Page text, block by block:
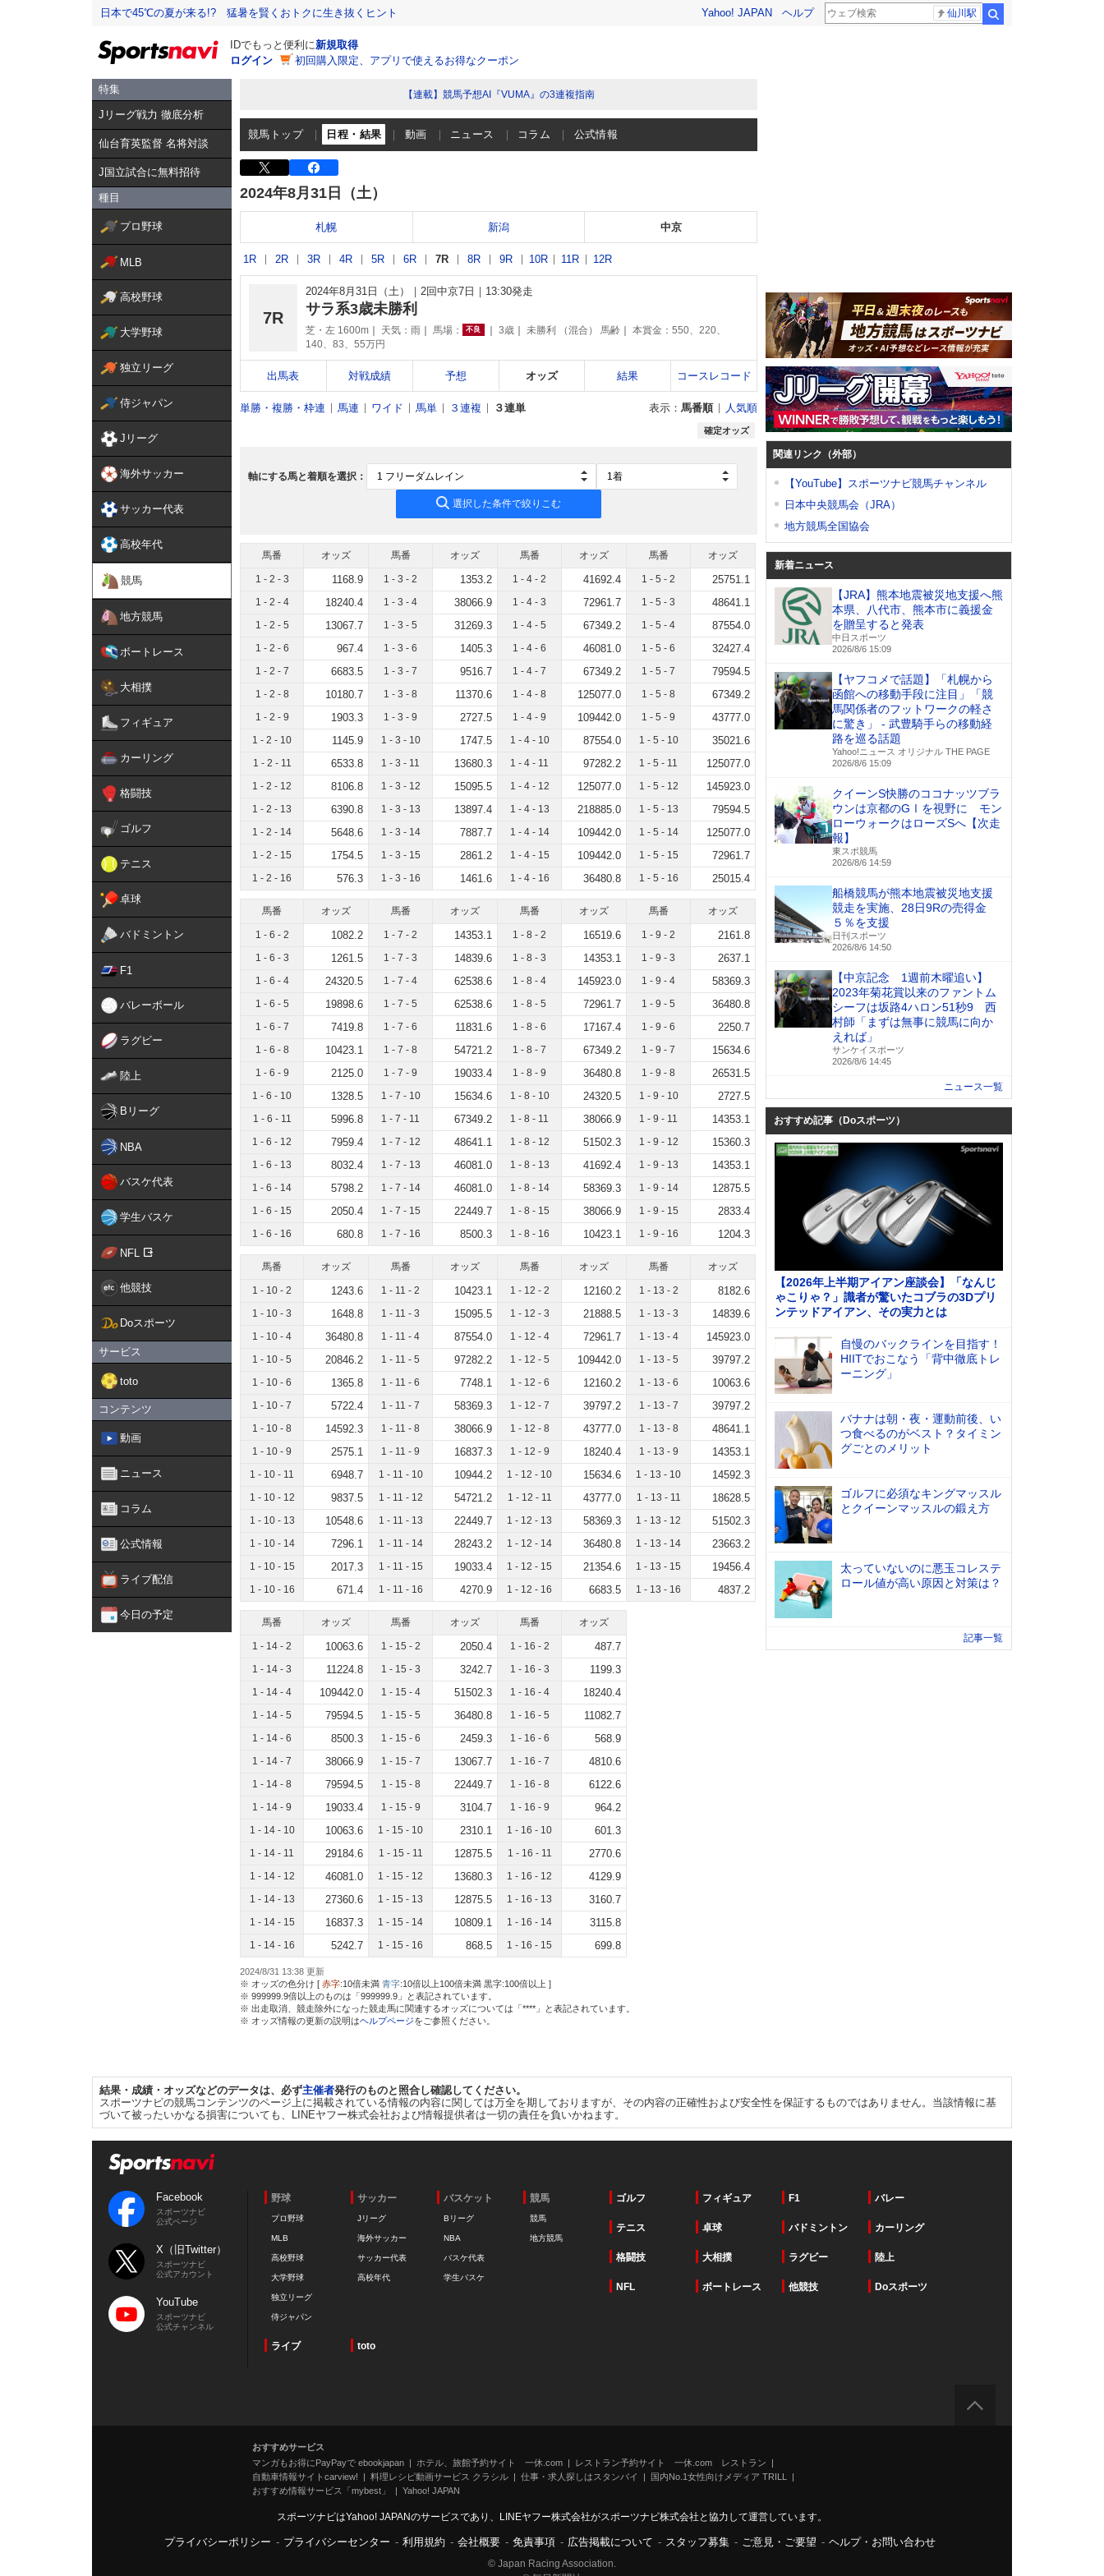
日本で45℃の夏が来る!? 猛暑を賢くおトクに生き抜くヒント Yahoo! JAPAN ヘルプ 仙川駅
IDでもっと便利に新規取得
ログイン
初回購入限定、アプリで使えるお得なクーポン
特集
Jリーグ戦力 徹底分析
仙台育英監督 名将対談
J国立試合に無料招待
種目
プロ野球
MLB
高校野球
大学野球
独立リーグ
侍ジャパン
Jリーグ
海外サッカー
サッカー代表
高校年代
競馬
地方競馬
ボートレース
大相撲
フィギュア
カーリング
格闘技
ゴルフ
テニス
卓球
バドミントン
F1
バレーボール
ラグビー
陸上
Bリーグ
NBA
バスケ代表
学生バスケ
NFL
他競技
Doスポーツ
サービス
toto
コンテンツ
動画
ニュース
コラム
公式情報
ライブ配信
今日の予定
【連載】競馬予想AI『VUMA』の3連複指南
競馬トップ 日程・結果 動画 ニュース コラム 公式情報
2024年8月31日（土）
札幌 新潟 中京
1R 2R 3R 4R 5R 6R 7R 8R 9R 10R 11R 12R
7R
2024年8月31日（土） 2回中京7日 13:30発走
サラ系3歳未勝利
芝・左 1600m 天気： 雨 馬場： 不良 3歳 未勝利 （混合） 馬齢
本賞金：550、220、
140、83、55万円
出馬表 対戦成績 予想 オッズ 結果 コースレコード
単勝・複勝・枠連 馬連 ワイド 馬単 ３連複 ３連単 表示： 馬番順 人気順
確定オッズ
軸にする馬と着順を選択：
選択した条件で絞りこむ
馬番 オッズ
1 - 2 - 3 1168.9
1 - 2 - 4 18240.4
1 - 2 - 5 13067.7
1 - 2 - 6 967.4
1 - 2 - 7 6683.5
1 - 2 - 8 10180.7
1 - 2 - 9 1903.3
1 - 2 - 10 1145.9
1 - 2 - 11 6533.8
1 - 2 - 12 8106.8
1 - 2 - 13 6390.8
1 - 2 - 14 5648.6
1 - 2 - 15 1754.5
1 - 2 - 16 576.3
馬番 オッズ
1 - 3 - 2 1353.2
1 - 3 - 4 38066.9
1 - 3 - 5 31269.3
1 - 3 - 6 1405.3
1 - 3 - 7 9516.7
1 - 3 - 8 11370.6
1 - 3 - 9 2727.5
1 - 3 - 10 1747.5
1 - 3 - 11 13680.3
1 - 3 - 12 15095.5
1 - 3 - 13 13897.4
1 - 3 - 14 7887.7
1 - 3 - 15 2861.2
1 - 3 - 16 1461.6
馬番 オッズ
1 - 4 - 2 41692.4
1 - 4 - 3 72961.7
1 - 4 - 5 67349.2
1 - 4 - 6 46081.0
1 - 4 - 7 67349.2
1 - 4 - 8 125077.0
1 - 4 - 9 109442.0
1 - 4 - 10 87554.0
1 - 4 - 11 97282.2
1 - 4 - 12 125077.0
1 - 4 - 13 218885.0
1 - 4 - 14 109442.0
1 - 4 - 15 109442.0
1 - 4 - 16 36480.8
馬番 オッズ
1 - 5 - 2 25751.1
1 - 5 - 3 48641.1
1 - 5 - 4 87554.0
1 - 5 - 6 32427.4
1 - 5 - 7 79594.5
1 - 5 - 8 67349.2
1 - 5 - 9 43777.0
1 - 5 - 10 35021.6
1 - 5 - 11 125077.0
1 - 5 - 12 145923.0
1 - 5 - 13 79594.5
1 - 5 - 14 125077.0
1 - 5 - 15 72961.7
1 - 5 - 16 25015.4
馬番 オッズ
1 - 6 - 2 1082.2
1 - 6 - 3 1261.5
1 - 6 - 4 24320.5
1 - 6 - 5 19898.6
1 - 6 - 7 7419.8
1 - 6 - 8 10423.1
1 - 6 - 9 2125.0
1 - 6 - 10 1328.5
1 - 6 - 11 5996.8
1 - 6 - 12 7959.4
1 - 6 - 13 8032.4
1 - 6 - 14 5798.2
1 - 6 - 15 2050.4
1 - 6 - 16 680.8
馬番 オッズ
1 - 7 - 2 14353.1
1 - 7 - 3 14839.6
1 - 7 - 4 62538.6
1 - 7 - 5 62538.6
1 - 7 - 6 11831.6
1 - 7 - 8 54721.2
1 - 7 - 9 19033.4
1 - 7 - 10 15634.6
1 - 7 - 11 67349.2
1 - 7 - 12 48641.1
1 - 7 - 13 46081.0
1 - 7 - 14 46081.0
1 - 7 - 15 22449.7
1 - 7 - 16 8500.3
馬番 オッズ
1 - 8 - 2 16519.6
1 - 8 - 3 14353.1
1 - 8 - 4 145923.0
1 - 8 - 5 72961.7
1 - 8 - 6 17167.4
1 - 8 - 7 67349.2
1 - 8 - 9 36480.8
1 - 8 - 10 24320.5
1 - 8 - 11 38066.9
1 - 8 - 12 51502.3
1 - 8 - 13 41692.4
1 - 8 - 14 58369.3
1 - 8 - 15 38066.9
1 - 8 - 16 10423.1
馬番 オッズ
1 - 9 - 2 2161.8
1 - 9 - 3 2637.1
1 - 9 - 4 58369.3
1 - 9 - 5 36480.8
1 - 9 - 6 2250.7
1 - 9 - 7 15634.6
1 - 9 - 8 26531.5
1 - 9 - 10 2727.5
1 - 9 - 11 14353.1
1 - 9 - 12 15360.3
1 - 9 - 13 14353.1
1 - 9 - 14 12875.5
1 - 9 - 15 2833.4
1 - 9 - 16 1204.3
馬番 オッズ
1 - 10 - 2 1243.6
1 - 10 - 3 1648.8
1 - 10 - 4 36480.8
1 - 10 - 5 20846.2
1 - 10 - 6 1365.8
1 - 10 - 7 5722.4
1 - 10 - 8 14592.3
1 - 10 - 9 2575.1
1 - 10 - 11 6948.7
1 - 10 - 12 9837.5
1 - 10 - 13 10548.6
1 - 10 - 14 7296.1
1 - 10 - 15 2017.3
1 - 10 - 16 671.4
馬番 オッズ
1 - 11 - 2 10423.1
1 - 11 - 3 15095.5
1 - 11 - 4 87554.0
1 - 11 - 5 97282.2
1 - 11 - 6 7748.1
1 - 11 - 7 58369.3
1 - 11 - 8 38066.9
1 - 11 - 9 16837.3
1 - 11 - 10 10944.2
1 - 11 - 12 54721.2
1 - 11 - 13 22449.7
1 - 11 - 14 28243.2
1 - 11 - 15 19033.4
1 - 11 - 16 4270.9
馬番 オッズ
1 - 12 - 2 12160.2
1 - 12 - 3 21888.5
1 - 12 - 4 72961.7
1 - 12 - 5 109442.0
1 - 12 - 6 12160.2
1 - 12 - 7 39797.2
1 - 12 - 8 43777.0
1 - 12 - 9 18240.4
1 - 12 - 10 15634.6
1 - 12 - 11 43777.0
1 - 12 - 13 58369.3
1 - 12 - 14 36480.8
1 - 12 - 15 21354.6
1 - 12 - 16 6683.5
馬番 オッズ
1 - 13 - 2 8182.6
1 - 13 - 3 14839.6
1 - 13 - 4 145923.0
1 - 13 - 5 39797.2
1 - 13 - 6 10063.6
1 - 13 - 7 39797.2
1 - 13 - 8 48641.1
1 - 13 - 9 14353.1
1 - 13 - 10 14592.3
1 - 13 - 11 18628.5
1 - 13 - 12 51502.3
1 - 13 - 14 23663.2
1 - 13 - 15 19456.4
1 - 13 - 16 4837.2
馬番 オッズ
1 - 14 - 2 10063.6
1 - 14 - 3 11224.8
1 - 14 - 4 109442.0
1 - 14 - 5 79594.5
1 - 14 - 6 8500.3
1 - 14 - 7 38066.9
1 - 14 - 8 79594.5
1 - 14 - 9 19033.4
1 - 14 - 10 10063.6
1 - 14 - 11 29184.6
1 - 14 - 12 46081.0
1 - 14 - 13 27360.6
1 - 14 - 15 16837.3
1 - 14 - 16 5242.7
馬番 オッズ
1 - 15 - 2 2050.4
1 - 15 - 3 3242.7
1 - 15 - 4 51502.3
1 - 15 - 5 36480.8
1 - 15 - 6 2459.3
1 - 15 - 7 13067.7
1 - 15 - 8 22449.7
1 - 15 - 9 3104.7
1 - 15 - 10 2310.1
1 - 15 - 11 12875.5
1 - 15 - 12 13680.3
1 - 15 - 13 12875.5
1 - 15 - 14 10809.1
1 - 15 - 16 868.5
馬番 オッズ
1 - 16 - 2 487.7
1 - 16 - 3 1199.3
1 - 16 - 4 18240.4
1 - 16 - 5 11082.7
1 - 16 - 6 568.9
1 - 16 - 7 4810.6
1 - 16 - 8 6122.6
1 - 16 - 9 964.2
1 - 16 - 10 601.3
1 - 16 - 11 2770.6
1 - 16 - 12 4129.9
1 - 16 - 13 3160.7
1 - 16 - 14 3115.8
1 - 16 - 15 699.8
2024/8/31 13:38 更新
※ オッズの色分け [ 赤字:10倍未満 青字:10倍以上100倍未満 黒字:100倍以上 ]
※ 999999.9倍以上のものは「999999.9」と表記されています。
※ 出走取消、競走除外になった競走馬に関連するオッズについては「****」と表記されています。
※ オッズ情報の更新の説明はヘルプページをご参照ください。
関連リンク（外部）
【YouTube】スポーツナビ競馬チャンネル
日本中央競馬会（JRA）
地方競馬全国協会
新着ニュース
【JRA】熊本地震被災地支援へ熊
本県、八代市、熊本市に義援金
を贈呈すると発表
中日スポーツ
2026/8/6 15:09
【ヤフコメで話題】「札幌から
函館への移動手段に注目」「競
馬関係者のフットワークの軽さ
に驚き」 - 武豊騎手らの移動経
路を巡る話題
Yahoo!ニュース オリジナル THE PAGE
2026/8/6 15:09
クイーンS快勝のココナッツブラ
ウンは京都のGⅠを視野に モン
ローウォークはローズSへ【次走
報】
東スポ競馬
2026/8/6 14:59
船橋競馬が熊本地震被災地支援
競走を実施、28日9Rの売得金
５％を支援
日刊スポーツ
2026/8/6 14:50
【中京記念 1週前木曜追い】
2023年菊花賞以来のファントム
シーフは坂路4ハロン51秒9 西
村師「まずは無事に競馬に向か
えれば」
サンケイスポーツ
2026/8/6 14:45
ニュース一覧
おすすめ記事（Doスポーツ）
【2026年上半期アイアン座談会】「なんじ
ゃこりゃ？」識者が驚いたコブラの3Dプリ
ンテッドアイアン、その実力とは
自慢のバックラインを目指す！
HIITでおこなう「背中徹底トレ
ーニング」
バナナは朝・夜・運動前後、い
つ食べるのがベスト？タイミン
グごとのメリット
ゴルフに必須なキングマッスル
とクイーンマッスルの鍛え方
太っていないのに悪玉コレステ
ロール値が高い原因と対策は？
記事一覧
結果・成績・オッズなどのデータは、必ず主催者発行のものと照合し確認してください。
スポーツナビの競馬コンテンツのページ上に掲載されている情報の内容に関しては万全を期しておりますが、その内容の正確性および安全性を保証するものではありません。当該情報に基
づいて被ったいかなる損害についても、LINEヤフー株式会社および情報提供者は一切の責任を負いかねます。
Facebook
スポーツナビ
公式ページ
X（旧Twitter）
スポーツナビ
公式アカウント
YouTube
スポーツナビ
公式チャンネル
野球
プロ野球
MLB
高校野球
大学野球
独立リーグ
侍ジャパン
サッカー
Jリーグ
海外サッカー
サッカー代表
高校年代
バスケット
Bリーグ
NBA
バスケ代表
学生バスケ
競馬
競馬
地方競馬
ゴルフ フィギュア F1 バレー
テニス 卓球 バドミントン カーリング
格闘技 大相撲 ラグビー 陸上
NFL ボートレース 他競技 Doスポーツ
ライブ toto
おすすめサービス
マンガもお得にPayPayで ebookjapan
ホテル、旅館予約サイト 一休.com
レストラン予約サイト 一休.com レストラン
自動車情報サイトcarview!
料理レシピ動画サービス クラシル 仕事・求人探しはスタンバイ
国内No.1女性向けメディア TRILL
おすすめ情報サービス「mybest」
Yahoo! JAPAN
スポーツナビはYahoo! JAPANのサービスであり、LINEヤフー株式会社がスポーツナビ株式会社と協力して運営しています。
プライバシーポリシー - プライバシーセンター - 利用規約 - 会社概要 - 免責事項 - 広告掲載について - スタッフ募集 - ご意見・ご要望 - ヘルプ・お問い合わせ
© Japan Racing Association.